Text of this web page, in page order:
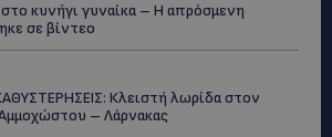
στο κυνήγι γυναίκα – Η απρόσμενη
σε βίντεο
Κλειστή λωρίδα στον
– Λάρνακας